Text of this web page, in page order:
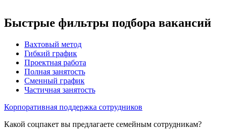
Быстрые фильтры подбора вакансий
Вахтовый метод
Гибкий график
Проектная работа
Полная занятость
Сменный график
Частичная занятость
Корпоративная поддержка сотрудников
Какой соцпакет вы предлагаете семейным сотрудникам?